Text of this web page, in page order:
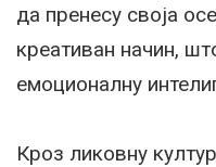
да пренесу своја
креативан начин,
емоционалну
Кроз ликовну